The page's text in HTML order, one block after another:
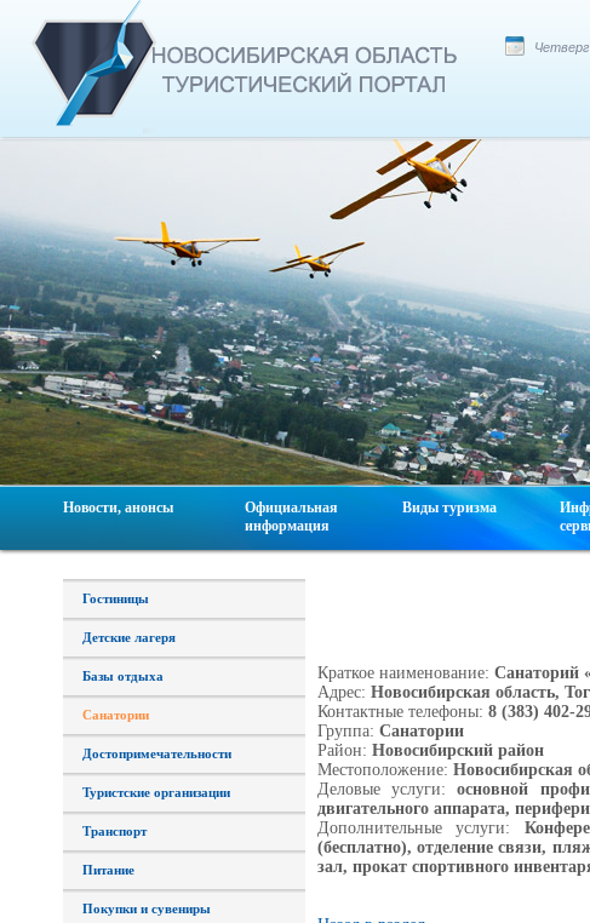
Четверг
Новости, анонсы
Официальная
информация
Виды туризма
Гостиницы
Детские лагеря
Базы отдыха
Санатории
Достопримечательности
Туристские организации
Транспорт
Питание
Покупки и сувениры
Краткое наименование: Санаторий
Адрес: Новосибирская область,
Контактные телефоны: 8 (383) 402-
Группа: Санатории
Район: Новосибирский район
Местоположение: Новосибирская
Деловые услуги: основной
двигательного аппарата,
Дополнительные услуги:
(бесплатно), отделение связи,
зал, прокат спортивного